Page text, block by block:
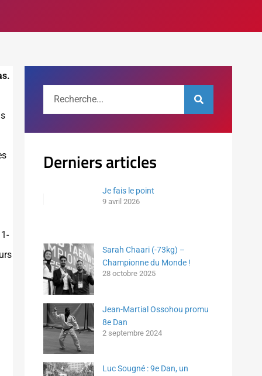
Derniers articles
Je fais le point
9 avril 2026
Sarah Chaari (-73kg) –
Championne du Monde !
28 octobre 2025
Jean-Martial Ossohou promu
8e Dan
2 septembre 2024
Luc Sougné : 9e Dan, un